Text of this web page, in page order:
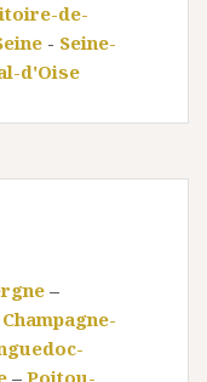
de-
- Seine-
d'Oise
–
Champagne-
– Poitou-